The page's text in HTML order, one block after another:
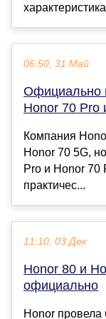
06:50, 31 Май
Официально
Honor 70 Pro
Компания
Honor 70 5G,
Pro и Honor 70
практичес...
11:10, 03 Дек
Honor 80 и
официально
Honor провела